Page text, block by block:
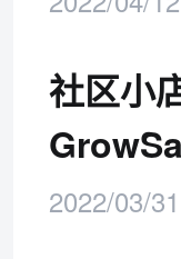
社区小
融资
2022/03/31